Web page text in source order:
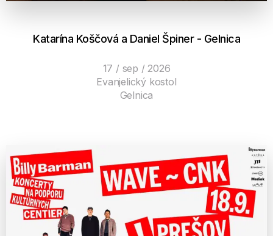
Katarína Koščová a Daniel Špiner - Gelnica
17 / sep / 2026
Evanjelický kostol
Gelnica